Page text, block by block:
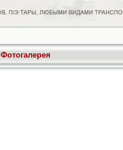
Фотогалерея